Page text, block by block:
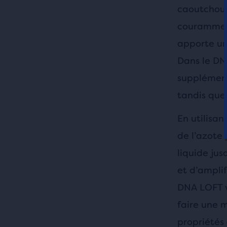
apporte
Dans le
tandis que
En
de l’azote
liquide
et
DNA
faire une
propriétés